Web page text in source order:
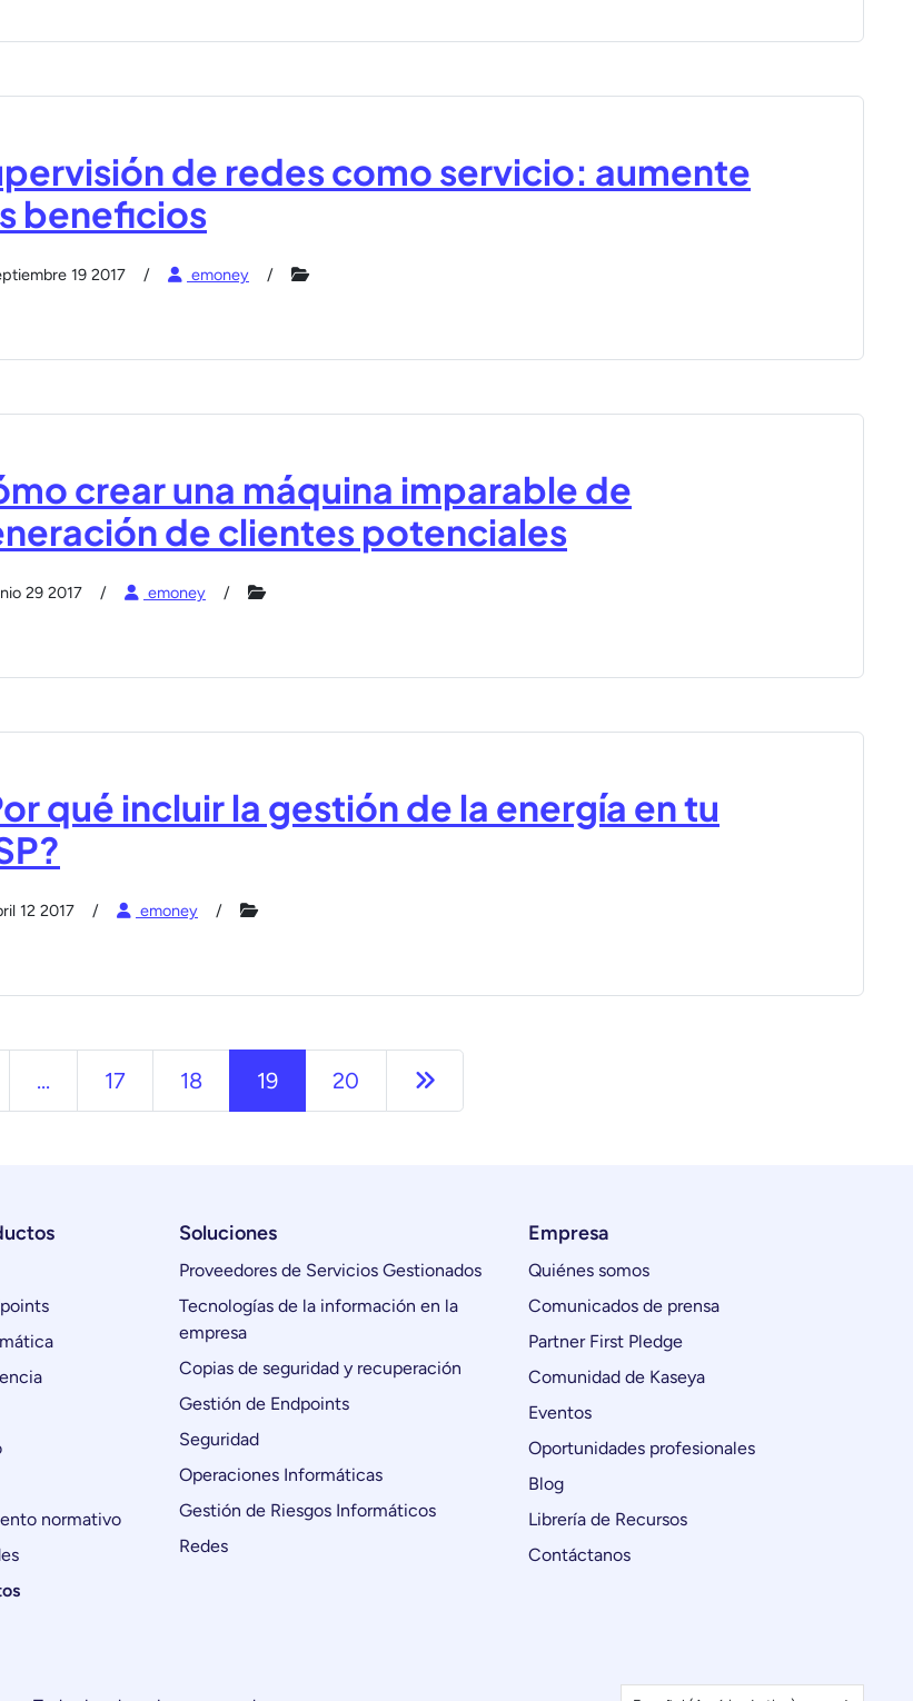
de redes como servicio: aumente
beneficios
19 2017 emoney
crear una máquina imparable de
de clientes potenciales
29 2017 emoney
qué incluir la gestión de la energía en tu
12 2017 emoney
... 17 18 19 20 Página siguiente
normativo
Soluciones
Proveedores de Servicios Gestionados
Tecnologías de la información en la
empresa
Copias de seguridad y recuperación
Gestión de Endpoints
Seguridad
Operaciones Informáticas
Gestión de Riesgos Informáticos
Redes
Empresa
Quiénes somos
Comunicados de prensa
Partner First Pledge
Comunidad de Kaseya
Eventos
Oportunidades profesionales
Blog
Librería de Recursos
Contáctanos